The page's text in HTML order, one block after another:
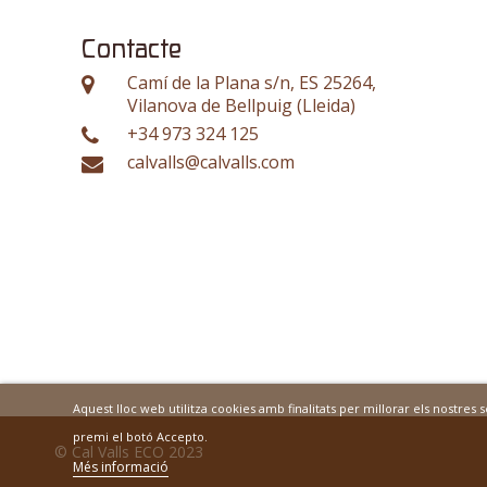
Contacte
Camí de la Plana s/n, ES 25264,
Vilanova de Bellpuig (Lleida)
+34 973 324 125
calvalls@calvalls.com
Aquest lloc web utilitza cookies amb finalitats per millorar els nostres
premi el botó Accepto.
Més informació
© Cal Valls ECO 2023